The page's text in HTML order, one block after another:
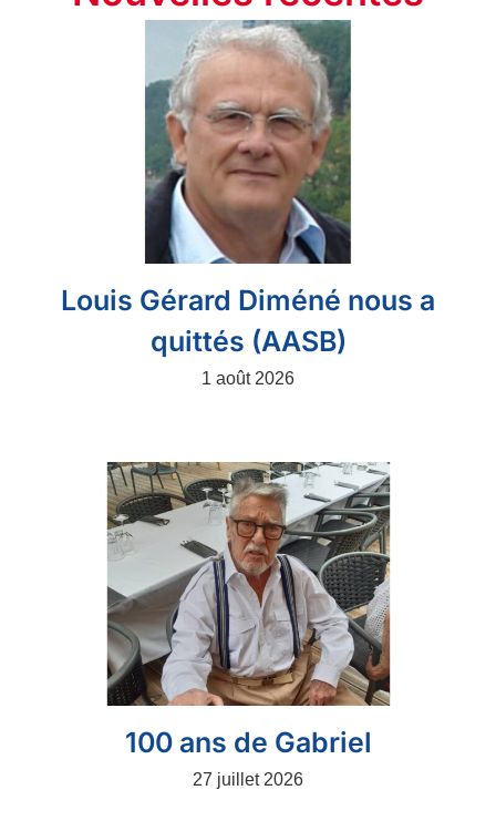
Louis Gérard Diméné nous a
quittés (AASB)
1 août 2026
100 ans de Gabriel
27 juillet 2026